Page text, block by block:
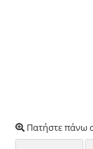
Πατήστε πάνω